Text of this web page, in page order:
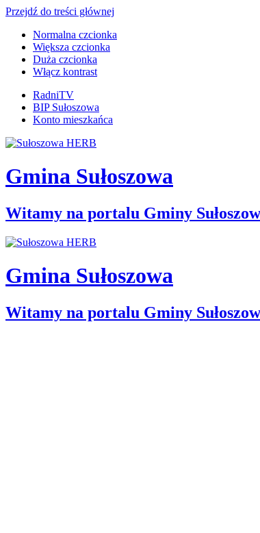
Przejdź do treści głównej
Normalna czcionka
Większa czcionka
Duża czcionka
Włącz kontrast
RadniTV
BIP Sułoszowa
Konto mieszkańca
Gmina Sułoszowa
Witamy na portalu Gminy
Gmina Sułoszowa
Witamy na portalu Gminy